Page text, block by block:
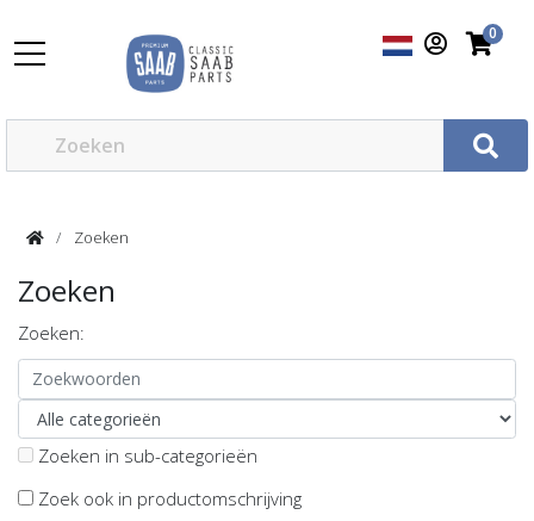
0
Zoeken
Zoeken
Zoeken:
Zoeken in sub-categorieën
Zoek ook in productomschrijving